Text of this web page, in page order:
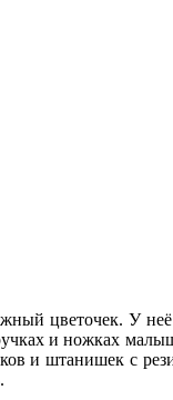
цветочек. У
и ножках
и штанишек с